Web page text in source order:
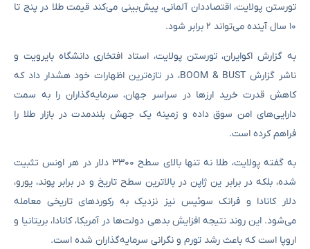
تورستن پولایت، اقتصاددان آلمانی، پیش‌بینی می‌کند قیمت طلا در پنج تا
۱۰ سال آینده می‌تواند ۲ برابر شود.
به گزارش اکوایران، تورستن پولایت، استاد افتخاری دانشگاه بایرویت و
ناشر گزارش BOOM & BUST، در تازه‌ترین اظهارات خود هشدار داد که
کاهش قدرت خرید ارزها در سراسر جهان، سرمایه‌گذاران را به سمت
دارایی‌های امن سوق داده و زمینه یک جهش بلندمدت در بازار طلا را
فراهم کرده است.
به گفته پولایت، طلا نه تنها بالای سطح ۳۳۰۰ دلار در هر اونس تثبیت
شده، بلکه در برابر ین ژاپن در بالاترین سطح تاریخ و در برابر پوند، یورو،
دلار کانادا و فرانک سوئیس نیز نزدیک به رکوردهای تاریخی معامله
می‌شود. این روند نتیجه افزایش بدهی دولت‌ها در آمریکا، کانادا، بریتانیا و
اروپا است که باعث رشد تورم و نگرانی سرمایه‌گذاران شده است.